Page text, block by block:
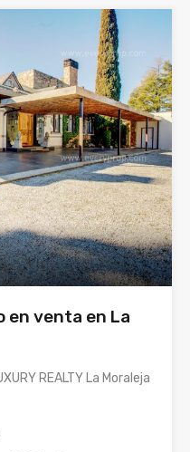
en venta en La
REALTY La Moraleja